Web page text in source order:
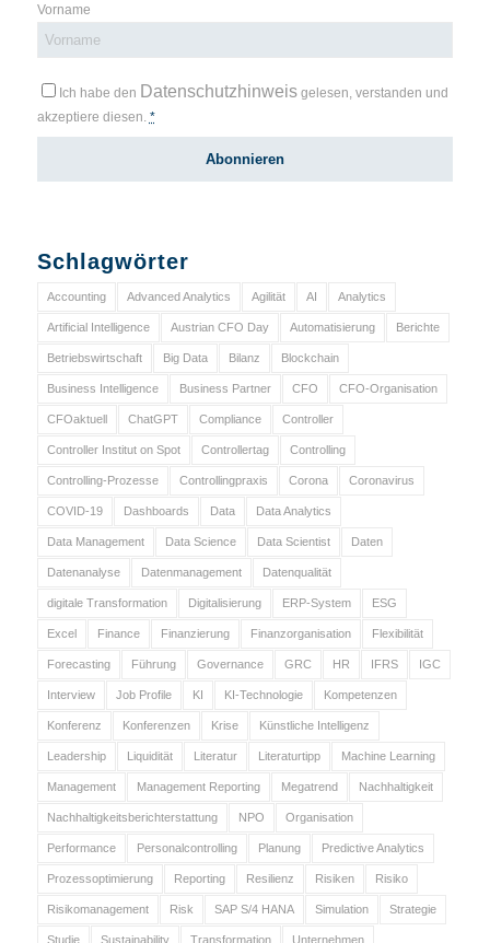
Vorname
Ich habe den Datenschutzhinweisgelesen, verstanden und
akzeptiere diesen. *
Schlagwörter
Accounting Advanced Analytics Agilität AI Analytics
Artificial Intelligence Austrian CFO Day Automatisierung Berichte
Betriebswirtschaft Big Data Bilanz Blockchain
Business Intelligence Business Partner CFO CFO-Organisation
CFOaktuell ChatGPT Compliance Controller
Controller Institut on Spot Controllertag Controlling
Controlling-Prozesse Controllingpraxis Corona Coronavirus
COVID-19 Dashboards Data Data Analytics
Data Management Data Science Data Scientist Daten
Datenanalyse Datenmanagement Datenqualität
digitale Transformation Digitalisierung ERP-System ESG
Excel Finance Finanzierung Finanzorganisation Flexibilität
Forecasting Führung Governance GRC HR IFRS IGC
Interview Job Profile KI KI-Technologie Kompetenzen
Konferenz Konferenzen Krise Künstliche Intelligenz
Leadership Liquidität Literatur Literaturtipp Machine Learning
Management Management Reporting Megatrend Nachhaltigkeit
Nachhaltigkeitsberichterstattung NPO Organisation
Performance Personalcontrolling Planung Predictive Analytics
Prozessoptimierung Reporting Resilienz Risiken Risiko
Risikomanagement Risk SAP S/4 HANA Simulation Strategie
Studie Sustainability Transformation Unternehmen